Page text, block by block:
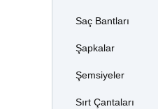
Saç Bantları
Şapkalar
Şemsiyeler
Sırt Çantaları